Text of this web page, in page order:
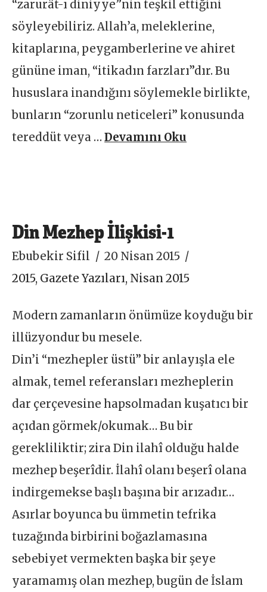
“zarurât-ı diniyye”nin teşkil ettiğini
söyleyebiliriz. Allah’a, meleklerine,
kitaplarına, peygamberlerine ve ahiret
gününe iman, “itikadın farzları”dır. Bu
hususlara inandığını söylemekle birlikte,
bunların “zorunlu neticeleri” konusunda
tereddüt veya …Devamını Oku
Din Mezhep İlişkisi-1
Ebubekir Sifil
20 Nisan 2015
2015, Gazete Yazıları, Nisan 2015
Modern zamanların önümüze koyduğu bir
illüzyondur bu mesele.
Din’i “mezhepler üstü” bir anlayışla ele
almak, temel referansları mezheplerin
dar çerçevesine hapsolmadan kuşatıcı bir
açıdan görmek/okumak… Bu bir
gerekliliktir; zira Din ilahî olduğu halde
mezhep beşerîdir. İlahî olanı beşerî olana
indirgemekse başlı başına bir arızadır…
Asırlar boyunca bu ümmetin tefrika
tuzağında birbirini boğazlamasına
sebebiyet vermekten başka bir şeye
yaramamış olan mezhep, bugün de İslam